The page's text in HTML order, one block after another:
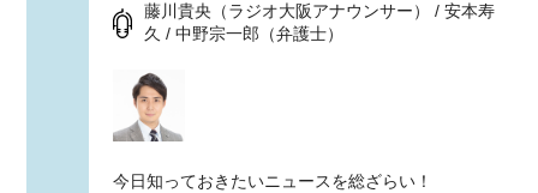
藤川貴央（ラジオ大阪アナウンサー） / 安本寿
久 / 中野宗一郎（弁護士）
今日知っておきたいニュースを総ざらい！